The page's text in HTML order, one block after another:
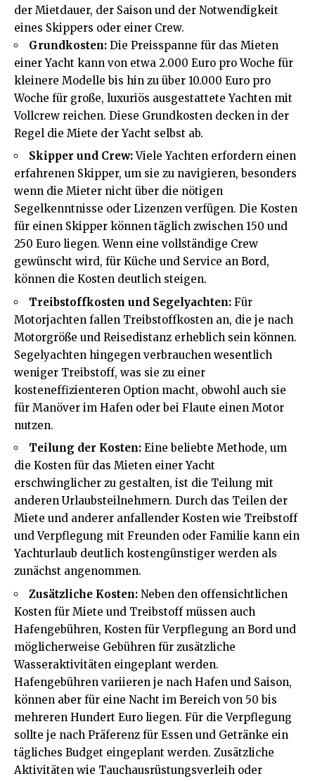
der Mietdauer, der Saison und der Notwendigkeit
eines Skippers oder einer Crew.
Grundkosten: Die Preisspanne für das Mieten
einer Yacht kann von etwa 2.000 Euro pro Woche für
kleinere Modelle bis hin zu über 10.000 Euro pro
Woche für große, luxuriös ausgestattete Yachten mit
Vollcrew reichen. Diese Grundkosten decken in der
Regel die Miete der Yacht selbst ab.
Skipper und Crew:Viele Yachten erfordern einen
erfahrenen Skipper, um sie zu navigieren, besonders
wenn die Mieter nicht über die nötigen
Segelkenntnisse oder Lizenzen verfügen. Die Kosten
für einen Skipper können täglich zwischen 150 und
250 Euro liegen. Wenn eine vollständige Crew
gewünscht wird, für Küche und Service an Bord,
können die Kosten deutlich steigen.
Treibstoffkosten und Segelyachten: Für
Motorjachten fallen Treibstoffkosten an, die je nach
Motorgröße und Reisedistanz erheblich sein können.
Segelyachten hingegen verbrauchen wesentlich
weniger Treibstoff, was sie zu einer
kosteneffizienteren Option macht, obwohl auch sie
für Manöver im Hafen oder bei Flaute einen Motor
nutzen.
Teilung der Kosten: Eine beliebte Methode, um
die Kosten für das Mieten einer Yacht
erschwinglicher zu gestalten, ist die Teilung mit
anderen Urlaubsteilnehmern. Durch das Teilen der
Miete und anderer anfallender Kosten wie Treibstoff
und Verpflegung mit Freunden oder Familie kann ein
Yachturlaub deutlich kostengünstiger werden als
zunächst angenommen.
Zusätzliche Kosten: Neben den offensichtlichen
Kosten für Miete und Treibstoff müssen auch
Hafengebühren, Kosten für Verpflegung an Bord und
möglicherweise Gebühren für zusätzliche
Wasseraktivitäten eingeplant werden.
Hafengebühren variieren je nach Hafen und Saison,
können aber für eine Nacht im Bereich von 50 bis
mehreren Hundert Euro liegen. Für die Verpflegung
sollte je nach Präferenz für Essen und Getränke ein
tägliches Budget eingeplant werden. Zusätzliche
Aktivitäten wie Tauchausrüstungsverleih oder